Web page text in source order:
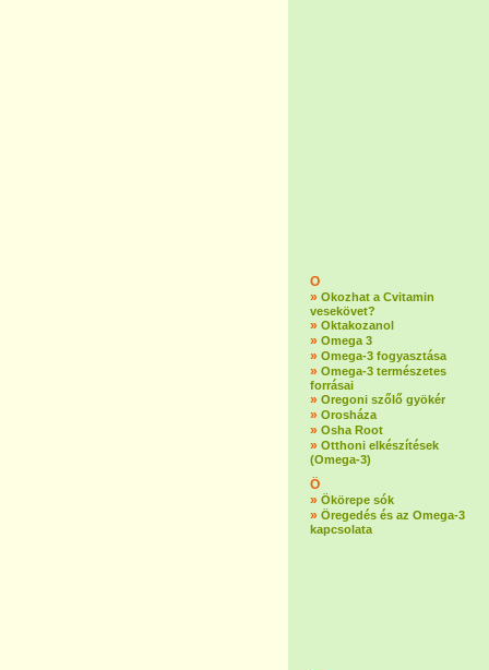
O
» Okozhat a Cvitamin
vesekövet?
» Oktakozanol
» Omega 3
» Omega-3 fogyasztása
» Omega-3 természetes
forrásai
» Oregoni szőlő gyökér
» Orosháza
» Osha Root
» Otthoni elkészítések
(Omega-3)
Ö
» Ökörepe sók
» Öregedés és az Omega-3
kapcsolata